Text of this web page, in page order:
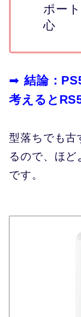
ポー
心
➡ 結論：
考えると
型落ちでも古
るので、ほ
です。